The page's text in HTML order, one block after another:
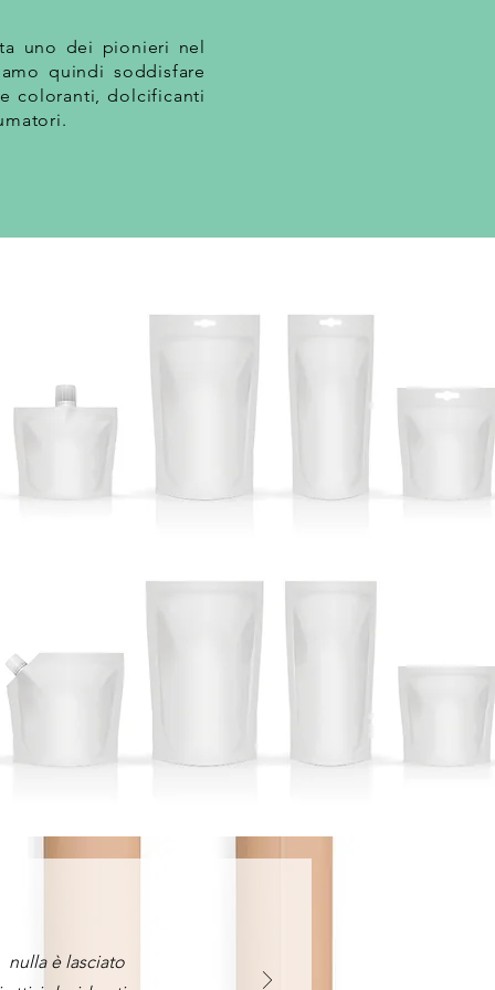
uno dei pionieri nel
quindi soddisfare
coloranti, dolcificanti
è lasciato